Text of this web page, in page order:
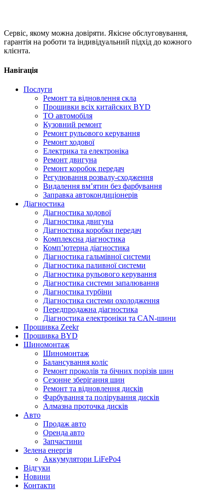
Сервіс, якому можна довіряти. Якісне обслуговування,
гарантія на роботи та індивідуальний підхід до кожного
клієнта.
Навігація
Послуги
Ремонт та відновлення скла
Прошивки всіх китайских BYD
ТО автомобіля
Кузовний ремонт
Ремонт рульового керування
Ремонт ходової
Електрика та електроніка
Ремонт двигуна
Ремонт коробок передач
Регулювання розвалу-сходження
Видалення вм’ятин без фарбування
Заправка автокондиціонерів
Діагностика
Діагностика ходової
Діагностика двигуна
Діагностика коробки передач
Комплексна діагностика
Комп’ютерна діагностика
Діагностика гальмівної системи
Діагностика паливної системи
Діагностика рульового керування
Діагностика системи запалювання
Діагностика турбіни
Діагностика системи охолодження
Передпродажна діагностика
Діагностика електроніки та CAN-шини
Прошивка Zeekr
Прошивка BYD
Шиномонтаж
Шиномонтаж
Балансування коліс
Ремонт проколів та бічних порізів шин
Сезонне зберігання шин
Ремонт та відновлення дисків
Фарбування та полірування дисків
Алмазна проточка дисків
Авто
Продаж авто
Оренда авто
Запчастини
Зелена енергія
Аккумулятори LiFePo4
Відгуки
Новини
Контакти